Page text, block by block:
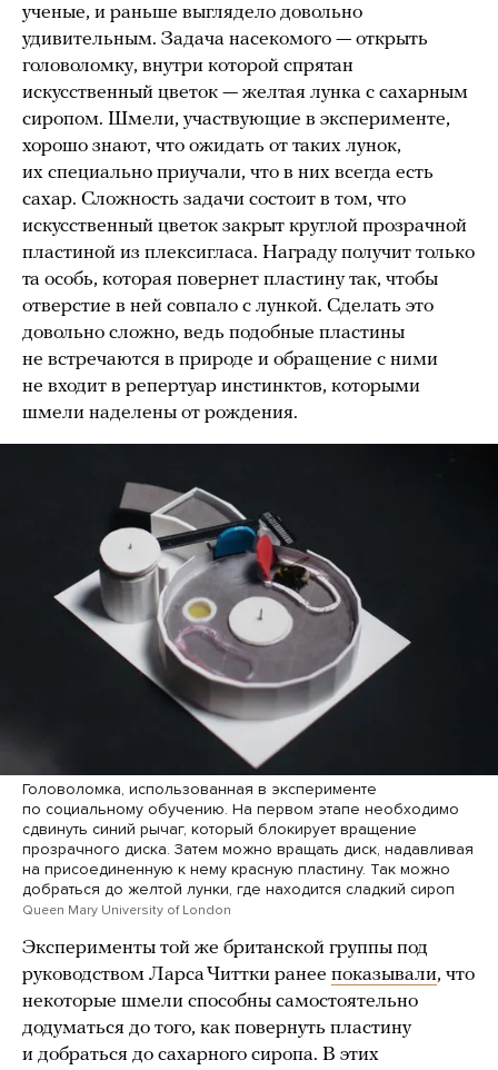
ученые, и раньше выглядело довольно
удивительным. Задача насекомого — открыть
головоломку, внутри которой спрятан
искусственный цветок — желтая лунка с сахарным
сиропом. Шмели, участвующие в эксперименте,
хорошо знают, что ожидать от таких лунок,
их специально приучали, что в них всегда есть
сахар. Сложность задачи состоит в том, что
искусственный цветок закрыт круглой прозрачной
пластиной из плексигласа. Награду получит только
та особь, которая повернет пластину так, чтобы
отверстие в ней совпало с лункой. Сделать это
довольно сложно, ведь подобные пластины
не встречаются в природе и обращение с ними
не входит в репертуар инстинктов, которыми
шмели наделены от рождения.
Головоломка, использованная в эксперименте
по социальному обучению. На первом этапе необходимо
сдвинуть синий рычаг, который блокирует вращение
прозрачного диска. Затем можно вращать диск, надавливая
на присоединенную к нему красную пластину. Так можно
добраться до желтой лунки, где находится сладкий сироп
Queen Mary University of London
Эксперименты той же британской группы под
руководством Ларса Читтки ранее показывали, что
некоторые шмели способны самостоятельно
додуматься до того, как повернуть пластину
и добраться до сахарного сиропа. В этих